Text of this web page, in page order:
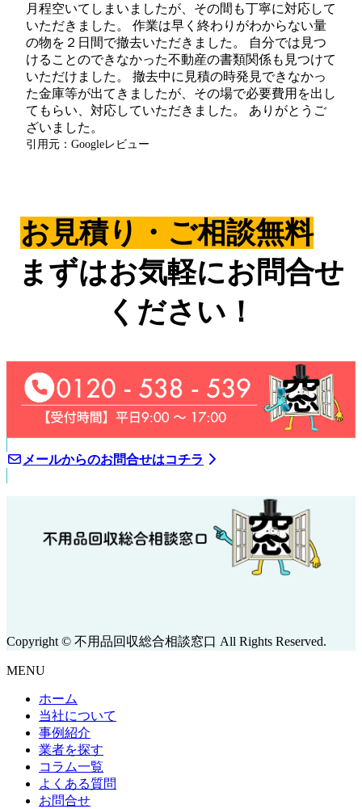
月程空いてしまいましたが、その間も丁寧に対応して
いただきました。 作業は早く終わりがわからない量
の物を２日間で撤去いただきました。 自分では見つ
けることのできなかった不動産の書類関係も見つけて
いただけました。 撤去中に見積の時発見できなかっ
た金庫等が出てきましたが、その場で必要費用を出し
てもらい、対応していただきました。 ありがとうご
ざいました。
引用元：Googleレビュー
お見積り・ご相談無料
まずはお気軽にお問合せ
ください！
メールからのお問合せはコチラ
Copyright © 不用品回収総合相談窓口 All Rights Reserved.
MENU
ホーム
当社について
事例紹介
業者を探す
コラム一覧
よくある質問
お問合せ